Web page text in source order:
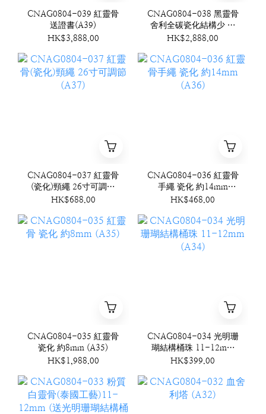
CNAG0804-039 紅靈骨
送證書(A39)
HK$3,888.00
CNAG0804-038 黑靈骨
舍利全碳瓷化結構少 圓
珠 7mm 送證書 (A38)
HK$2,888.00
CNAG0804-037 紅靈骨
(瓷化)頸繩 26寸可調節
(A37)
HK$688.00
CNAG0804-036 紅靈骨
手繩 瓷化 約14mm
(A36)
HK$468.00
CNAG0804-035 紅靈骨
瓷化 約8mm (A35)
HK$1,988.00
CNAG0804-034 光明珊
瑚結構桶珠 11-12mm
(A34)
HK$399.00